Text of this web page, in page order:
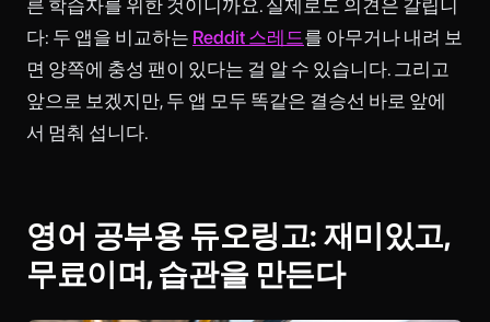
른 학습자를 위한 것이니까요. 실제로도 의견은 갈립니
다: 두 앱을 비교하는 Reddit 스레드를 아무거나 내려 보
면 양쪽에 충성 팬이 있다는 걸 알 수 있습니다. 그리고
앞으로 보겠지만, 두 앱 모두 똑같은 결승선 바로 앞에
서 멈춰 섭니다.
영어 공부용 듀오링고: 재미있고,
무료이며, 습관을 만든다